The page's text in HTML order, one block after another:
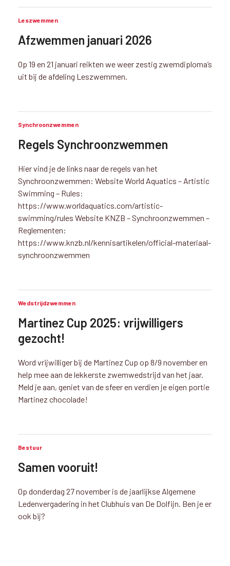
Leszwemmen
Afzwemmen januari 2026
Op 19 en 21 januari reikten we weer zestig zwemdiploma’s
uit bij de afdeling Leszwemmen.
Synchroonzwemmen
Regels Synchroonzwemmen
Hier vind je de links naar de regels van het
Synchroonzwemmen: Website World Aquatics – Artistic
Swimming – Rules:
https://www.worldaquatics.com/artistic-
swimming/rules Website KNZB – Synchroonzwemmen –
Reglementen:
https://www.knzb.nl/kennisartikelen/official-materiaal-
synchroonzwemmen
Wedstrijdzwemmen
Martinez Cup 2025: vrijwilligers
gezocht!
Word vrijwilliger bij de Martinez Cup op 8/9 november en
help mee aan de lekkerste zwemwedstrijd van het jaar.
Meld je aan, geniet van de sfeer en verdien je eigen portie
Martinez chocolade!
Bestuur
Samen vooruit!
Op donderdag 27 november is de jaarlijkse Algemene
Ledenvergadering in het Clubhuis van De Dolfijn. Ben je er
ook bij?